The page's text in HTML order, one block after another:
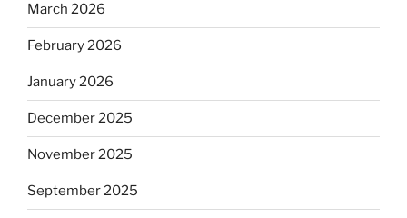
March 2026
February 2026
January 2026
December 2025
November 2025
September 2025